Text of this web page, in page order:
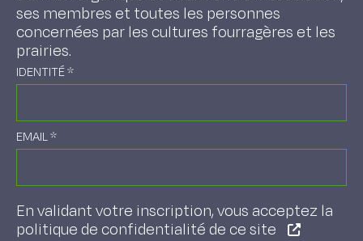
ses membres et toutes les personnes
concernées par les cultures fourragères et les
prairies.
IDENTITÉ*
EMAIL*
En validant votre inscription, vous acceptez la
politique de confidentialité de ce site